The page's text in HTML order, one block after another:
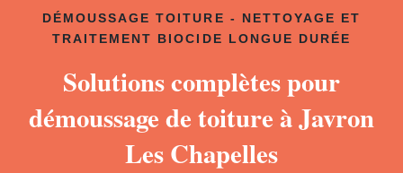
DÉMOUSSAGE TOITURE - NETTOYAGE ET
TRAITEMENT BIOCIDE LONGUE DURÉE
Solutions complètes pour
démoussage de toiture à Javron
Les Chapelles